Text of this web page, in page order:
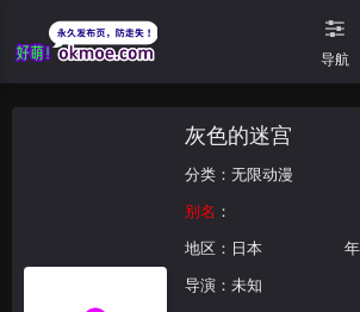
导航
灰色的迷宫
分类： 无限动漫
别名 ：
地区： 日本
导演：未知